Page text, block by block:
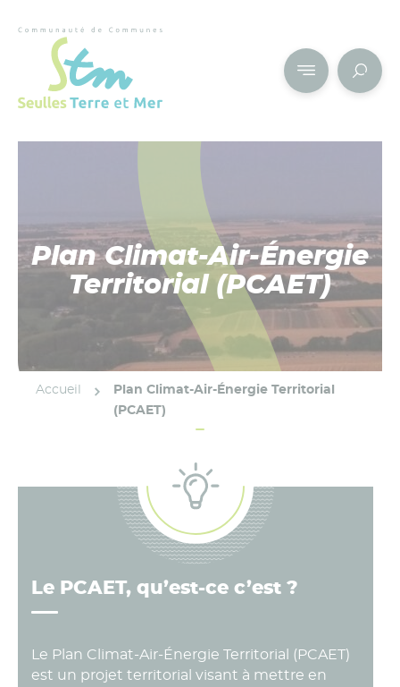
Plan Climat-Air-Énergie
Territorial (PCAET)
Accueil
Plan Climat-Air-Énergie Territorial
(PCAET)
Le PCAET, qu’est-ce c’est ?
Le Plan Climat-Air-Énergie Territorial (PCAET)
est un projet territorial visant à mettre en